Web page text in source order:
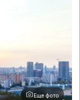
Еще фото